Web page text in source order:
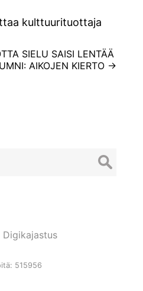
kulttuurituottaja
SIELU SAISI LENTÄÄ
AIKOJEN KIERTO →
515956